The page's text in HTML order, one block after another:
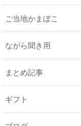
ご当地かまぼこ
ながら聞き用
まとめ記事
ギフト